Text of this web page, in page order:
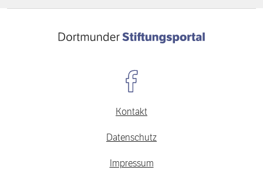
Kontakt
Datenschutz
Impressum